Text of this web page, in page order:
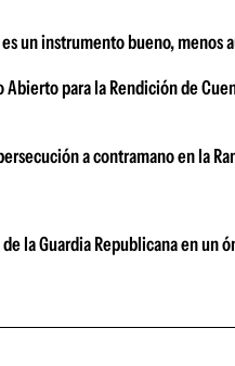
un instrumento bueno, menos
para la Rendición de
a contramano en la
la Guardia Republicana en un